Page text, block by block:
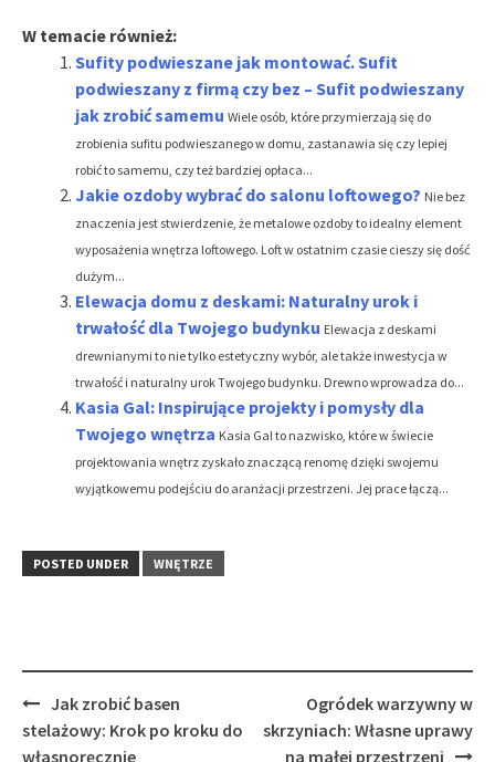
W temacie również:
Sufity podwieszane jak montować. Sufit
podwieszany z firmą czy bez – Sufit podwieszany
jak zrobić samemu Wiele osób, które przymierzają się do
zrobienia sufitu podwieszanego w domu, zastanawia się czy lepiej
robić to samemu, czy też bardziej opłaca...
Jakie ozdoby wybrać do salonu loftowego? Nie bez
znaczenia jest stwierdzenie, że metalowe ozdoby to idealny element
wyposażenia wnętrza loftowego. Loft w ostatnim czasie cieszy się dość
dużym...
Elewacja domu z deskami: Naturalny urok i
trwałość dla Twojego budynku Elewacja z deskami
drewnianymi to nie tylko estetyczny wybór, ale także inwestycja w
trwałość i naturalny urok Twojego budynku. Drewno wprowadza do...
Kasia Gal: Inspirujące projekty i pomysły dla
Twojego wnętrza Kasia Gal to nazwisko, które w świecie
projektowania wnętrz zyskało znaczącą renomę dzięki swojemu
wyjątkowemu podejściu do aranżacji przestrzeni. Jej prace łączą...
POSTED UNDER WNĘTRZE
Post
navigation
Jak zrobić basen
stelażowy: Krok po kroku do
własnoręcznie
Ogródek warzywny w
skrzyniach: Własne uprawy
na małej przestrzeni